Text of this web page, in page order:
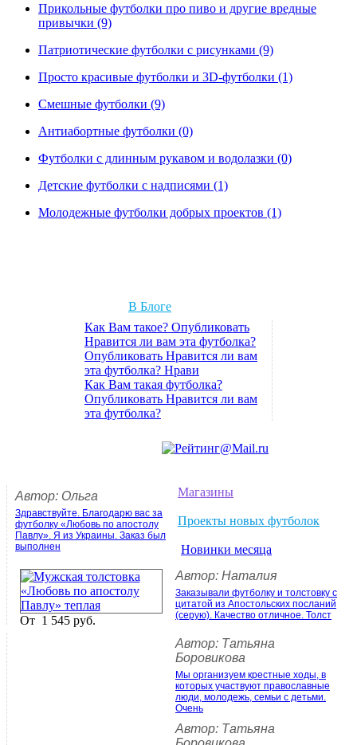
Прикольные футболки про пиво и другие вредные
привычки (9)
Патриотические футболки с рисунками (9)
Просто красивые футболки и 3D-футболки (1)
Смешные футболки (9)
Антиабортные футболки (0)
Футболки с длинным рукавом и водолазки (0)
Детские футболки с надписями (1)
Молодежные футболки добрых проектов (1)
В Блоге
Как Вам такое? Опубликовать
Нравится ли вам эта футболка?
Опубликовать Нравится ли вам
эта футболка? Нрави
Как Вам такая футболка?
Опубликовать Нравится ли вам
эта футболка?
Магазины
Проекты новых футболок
Новинки месяца
От 1 545 руб.
Автор: Ольга
Здравствуйте. Благодарю вас за
футболку «Любовь по апостолу
Павлу». Я из Украины. Заказ был
выполнен
Автор: Наталия
Заказывали футболку и толстовку с
цитатой из Апостольских посланий
(серую). Качество отличное. Толст
Автор: Татьяна
Боровикова
Мы организуем крестные ходы, в
которых участвуют православные
люди, молодежь, семьи с детьми.
Очень
Автор: Татьяна